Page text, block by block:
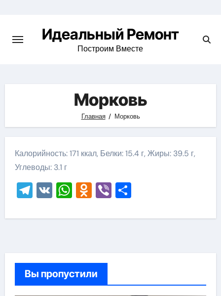
content
Идеальный Ремонт
Построим Вместе
Морковь
Главная Морковь
Калорийность: 171 ккал, Белки: 15.4 г, Жиры: 39.5 г,
Углеводы: 3.1 г
Telegram
VKWhatsApp
Odnoklassniki
ViberОтправить
Вы пропустили